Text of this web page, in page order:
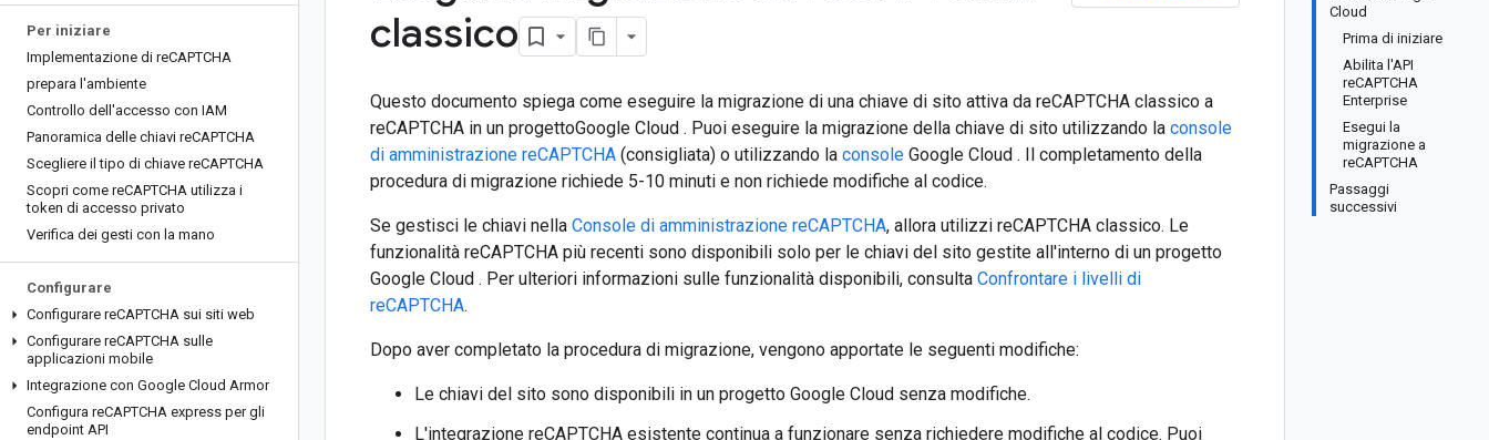
Per iniziare
Implementazione di reCAPTCHA
prepara l'ambiente
Controllo dell'accesso con IAM
Panoramica delle chiavi reCAPTCHA
Scegliere il tipo di chiave reCAPTCHA
Scopri come reCAPTCHA utilizza i
token di accesso privato
Verifica dei gesti con la mano
Configurare
Configurare reCAPTCHA sui siti web
Configurare reCAPTCHA sulle
applicazioni mobile
Integrazione con Google Cloud Armor
Configura reCAPTCHA express per gli
endpoint API
Cloud
Prima di iniziare
Abilita l'API
reCAPTCHA
Enterprise
Esegui la
migrazione a
reCAPTCHA
Passaggi
successivi
classico
Questo documento spiega come eseguire la migrazione di una chiave di sito attiva da reCAPTCHA classico a
reCAPTCHA in un progettoGoogle Cloud . Puoi eseguire la migrazione della chiave di sito utilizzando la console
di amministrazione reCAPTCHA (consigliata) o utilizzando la console Google Cloud . Il completamento della
procedura di migrazione richiede 5-10 minuti e non richiede modifiche al codice.
Se gestisci le chiavi nella Console di amministrazione reCAPTCHA, allora utilizzi reCAPTCHA classico. Le
funzionalità reCAPTCHA più recenti sono disponibili solo per le chiavi del sito gestite all'interno di un progetto
Google Cloud . Per ulteriori informazioni sulle funzionalità disponibili, consulta Confrontare i livelli di
reCAPTCHA.
Dopo aver completato la procedura di migrazione, vengono apportate le seguenti modifiche:
Le chiavi del sito sono disponibili in un progetto Google Cloud senza modifiche.
L'integrazione reCAPTCHA esistente continua a funzionare senza richiedere modifiche al codice. Puoi